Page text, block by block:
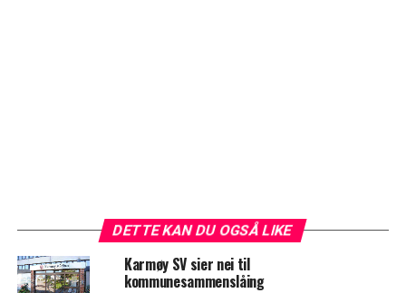
DETTE KAN DU OGSÅ LIKE
Karmøy SV sier nei til
kommunesammenslåing